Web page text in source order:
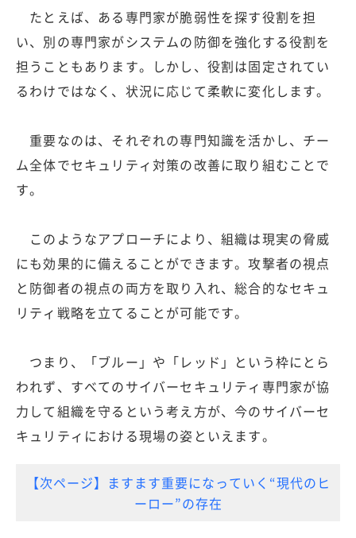
たとえば、ある専門家が脆弱性を探す役割を担
い、別の専門家がシステムの防御を強化する役割を
担うこともあります。しかし、役割は固定されてい
るわけではなく、状況に応じて柔軟に変化します。
重要なのは、それぞれの専門知識を活かし、チー
ム全体でセキュリティ対策の改善に取り組むことで
す。
このようなアプローチにより、組織は現実の脅威
にも効果的に備えることができます。攻撃者の視点
と防御者の視点の両方を取り入れ、総合的なセキュ
リティ戦略を立てることが可能です。
つまり、「ブルー」や「レッド」という枠にとら
われず、すべてのサイバーセキュリティ専門家が協
力して組織を守るという考え方が、今のサイバーセ
キュリティにおける現場の姿といえます。
【次ページ】ますます重要になっていく“現代のヒ
ーロー”の存在